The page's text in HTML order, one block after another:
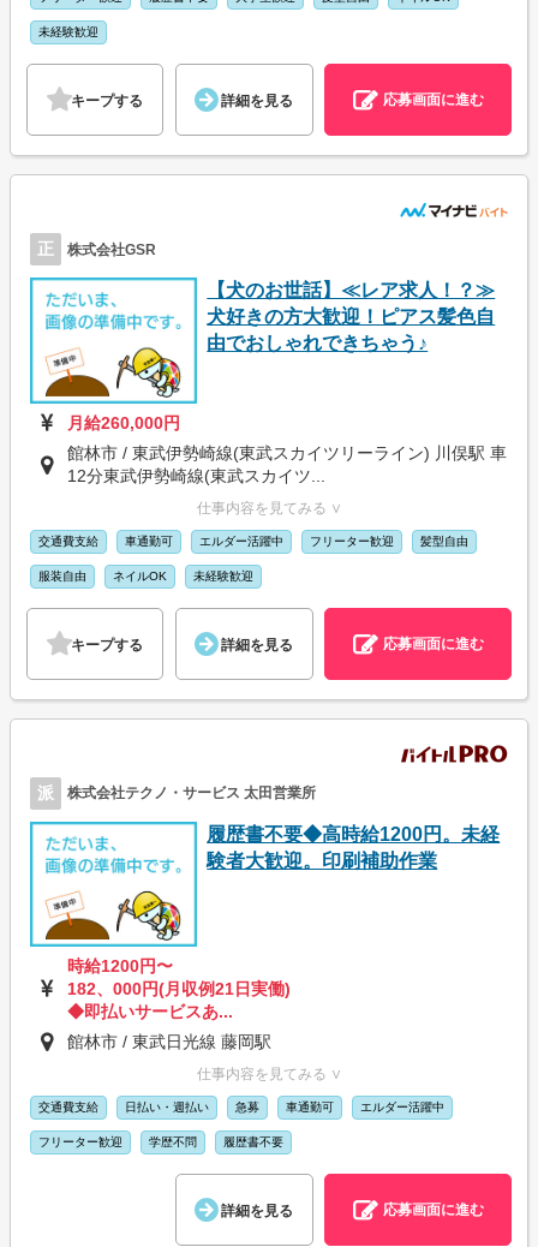
未経験歓迎
キープする 詳細を見る 応募画面に進む
正 株式会社GSR
【犬のお世話】≪レア求人！？≫
犬好きの方大歓迎！ピアス髪色自
由でおしゃれできちゃう♪
月給260,000円
館林市 / 東武伊勢崎線(東武スカイツリーライン) 川俣駅 車
12分東武伊勢崎線(東武スカイツ...
仕事内容を見てみる ∨
交通費支給 車通勤可 エルダー活躍中 フリーター歓迎 髪型自由
服装自由 ネイルOK 未経験歓迎
キープする 詳細を見る 応募画面に進む
派 株式会社テクノ・サービス 太田営業所
履歴書不要◆高時給1200円。未経
験者大歓迎。印刷補助作業
時給1200円〜
182、000円(月収例21日実働)
◆即払いサービスあ...
館林市 / 東武日光線 藤岡駅
仕事内容を見てみる ∨
交通費支給 日払い・週払い 急募 車通勤可 エルダー活躍中
フリーター歓迎 学歴不問 履歴書不要
詳細を見る 応募画面に進む